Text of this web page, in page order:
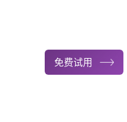
免费试用